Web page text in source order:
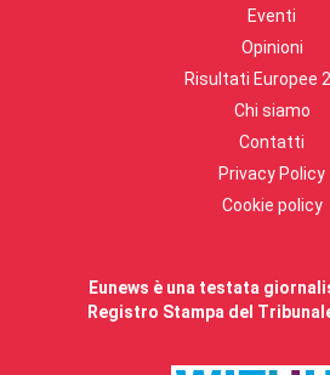
Eventi
Opinioni
Risultati Europee
Chi siamo
Contatti
Privacy Policy
Cookie policy
Eunews è una testata
Registro Stampa del